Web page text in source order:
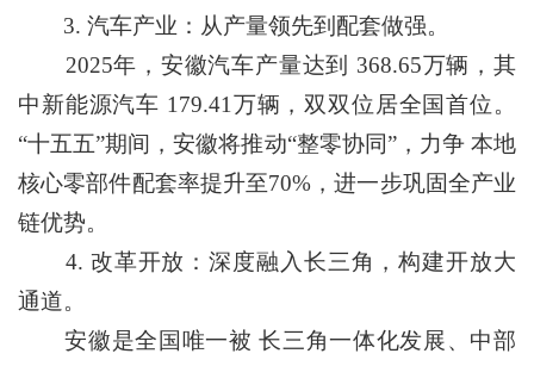
3. 汽车产业：从产量领先到配套做强。
2025年，安徽汽车产量达到 368.65万辆，其
中新能源汽车 179.41万辆，双双位居全国首位。
“十五五”期间，安徽将推动“整零协同”，力争 本地
核心零部件配套率提升至70%，进一步巩固全产业
链优势。
4. 改革开放：深度融入长三角，构建开放大
通道。
安徽是全国唯一被 长三角一体化发展、中部